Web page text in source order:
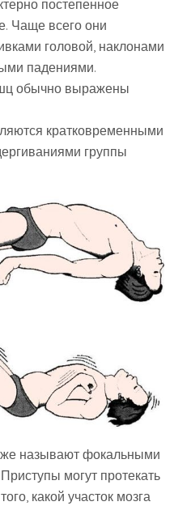
постепенное
Чаще всего они
головой, наклонами
падениями.
обычно выражены
кратковременными
группы
называют фокальными
могут протекать
какой участок мозга